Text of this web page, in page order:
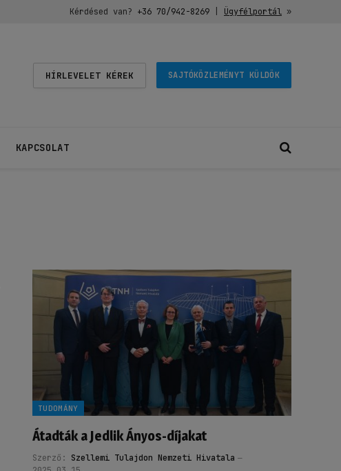
Kérdésed van? +36 70/942-8269| Ügyfélportál»
HÍRLEVELET KÉREK SAJTÓKÖZLEMÉNYT KÜLDÖK
KAPCSOLAT
TUDOMÁNY
Átadták a Jedlik Ányos-díjakat
Szerző:
Szellemi Tulajdon Nemzeti Hivatala